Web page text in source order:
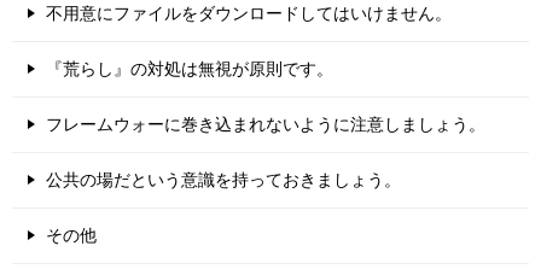
不用意にファイルをダウンロードしてはいけません。
『荒らし』の対処は無視が原則です。
フレームウォーに巻き込まれないように注意しましょう。
公共の場だという意識を持っておきましょう。
その他